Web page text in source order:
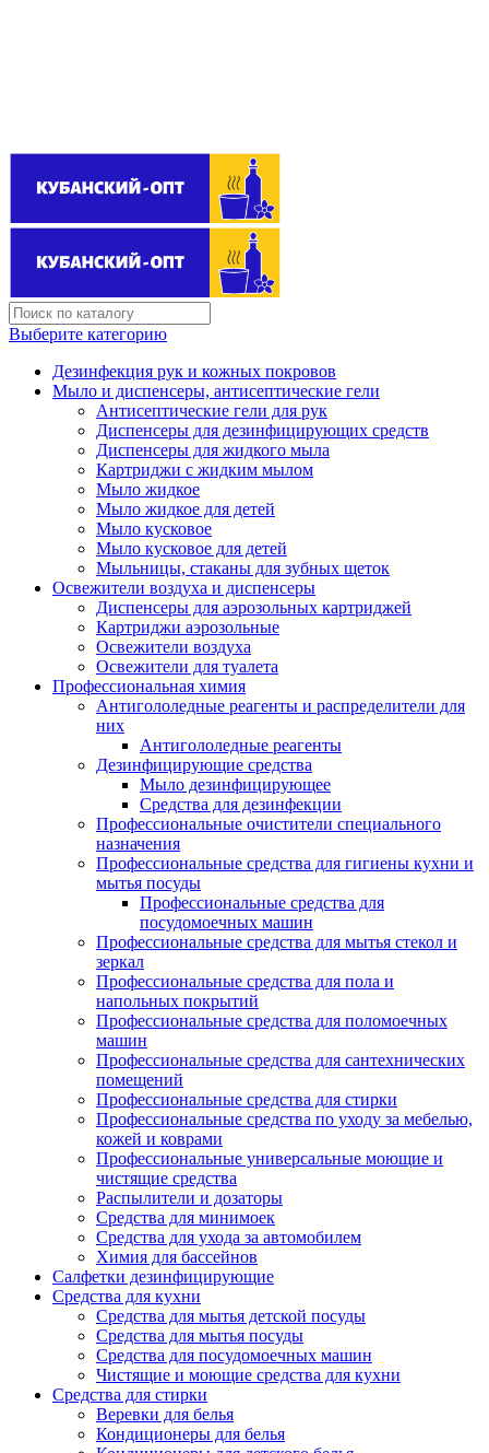
Выберите категорию
Дезинфекция рук и кожных покровов
Мыло и диспенсеры, антисептические гели
Антисептические гели для рук
Диспенсеры для дезинфицирующих средств
Диспенсеры для жидкого мыла
Картриджи с жидким мылом
Мыло жидкое
Мыло жидкое для детей
Мыло кусковое
Мыло кусковое для детей
Мыльницы, стаканы для зубных щеток
Освежители воздуха и диспенсеры
Диспенсеры для аэрозольных картриджей
Картриджи аэрозольные
Освежители воздуха
Освежители для туалета
Профессиональная химия
Антигололедные реагенты и распределители для
них
Антигололедные реагенты
Дезинфицирующие средства
Мыло дезинфицирующее
Средства для дезинфекции
Профессиональные очистители специального
назначения
Профессиональные средства для гигиены кухни и
мытья посуды
Профессиональные средства для
посудомоечных машин
Профессиональные средства для мытья стекол и
зеркал
Профессиональные средства для пола и
напольных покрытий
Профессиональные средства для поломоечных
машин
Профессиональные средства для сантехнических
помещений
Профессиональные средства для стирки
Профессиональные средства по уходу за мебелью,
кожей и коврами
Профессиональные универсальные моющие и
чистящие средства
Распылители и дозаторы
Средства для минимоек
Средства для ухода за автомобилем
Химия для бассейнов
Салфетки дезинфицирующие
Средства для кухни
Средства для мытья детской посуды
Средства для мытья посуды
Средства для посудомоечных машин
Чистящие и моющие средства для кухни
Средства для стирки
Веревки для белья
Кондиционеры для белья